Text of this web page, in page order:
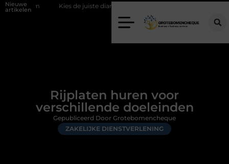
Nieuwe
artikelen
Kies de juiste diamantboor voor uw project
Rijplaten huren voor
verschillende doeleinden
ZAKELIJKE DIENSTVERLENING
Gepubliceerd Door Grotebomencheque